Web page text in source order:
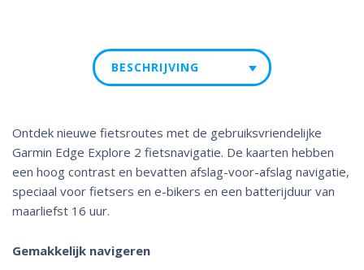
BESCHRIJVING
Ontdek nieuwe fietsroutes met de gebruiksvriendelijke
Garmin Edge Explore 2 fietsnavigatie. De kaarten hebben
een hoog contrast en bevatten afslag-voor-afslag navigatie,
speciaal voor fietsers en e-bikers en een batterijduur van
maarliefst 16 uur.
Gemakkelijk navigeren